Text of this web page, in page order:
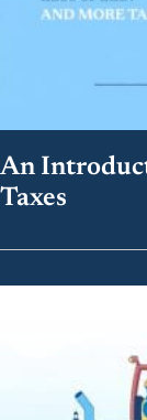
An
Taxes